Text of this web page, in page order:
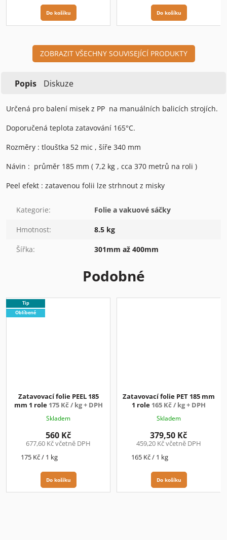
Do košíku Do košíku
ZOBRAZIT VŠECHNY SOUVISEJÍCÍ PRODUKTY
Popis Diskuze
Určená pro balení misek z PP na manuálních balicích strojích.
Doporučená teplota zatavování 165°C.
Rozměry : tlouštka 52 mic , šíře 340 mm
Návin : průměr 185 mm ( 7,2 kg , cca 370 metrů na roli )
Peel efekt : zatavenou folii lze strhnout z misky
Kategorie: Folie a vakuové sáčky
Hmotnost: 8.5 kg
Šířka: 301mm až 400mm
Podobné
Tip
Oblíbené
Zatavovací folie PEEL 185
mm 1 role 175 Kč / kg + DPH
Skladem
677,60 Kč včetně DPH
560 Kč
Měrná
175 Kč / 1 kg
Do košíku
Zatavovací folie PET 185 mm
1 role 165 Kč / kg + DPH
Skladem
459,20 Kč včetně DPH
379,50 Kč
Měrná
165 Kč / 1 kg
Do košíku